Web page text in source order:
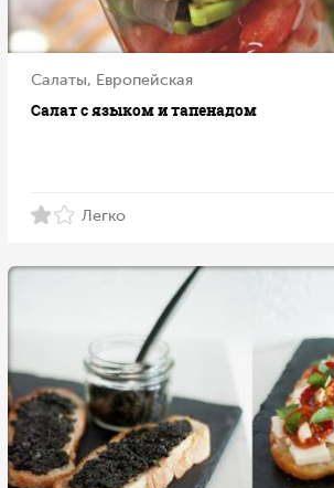
Салаты, Европейская
Салат с языком и тапенадом
Легко